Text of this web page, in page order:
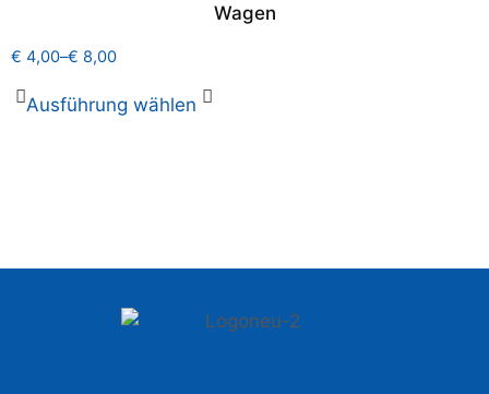
Wagen
€ 4,00–€ 8,00
Ausführung wählen